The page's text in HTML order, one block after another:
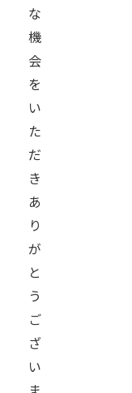
な
機
会
を
い
た
だ
き
あ
り
が
と
う
ご
ざ
い